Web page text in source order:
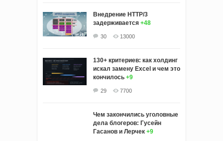
Внедрение HTTP/3
задерживается +48
30 13000
130+ критериев: как холдинг
искал замену Excel и чем это
кончилось +9
29 7700
Чем закончились уголовные
дела блогеров: Гусейн
Гасанов и Лерчек +9